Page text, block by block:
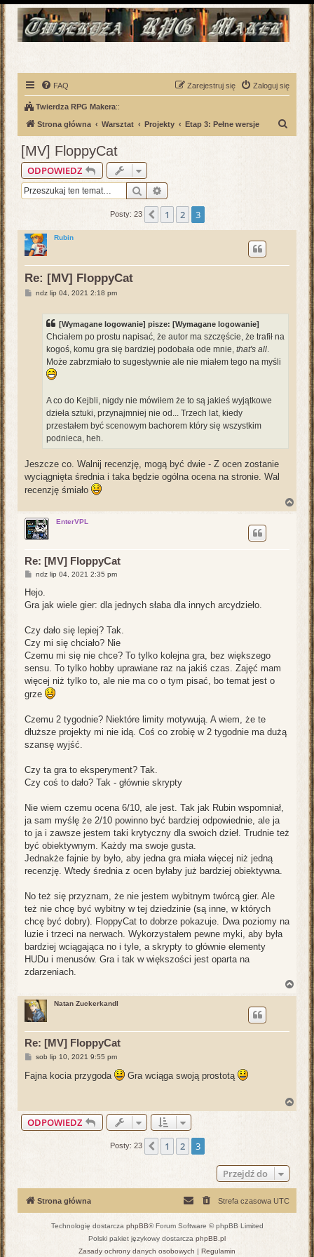
FAQ Zaloguj się
Zarejestruj się
Twierdza RPG Makera::
Strona główna Warsztat Projekty Etap 3: Pełne wersje
[MV] FloppyCat
ODPOWIEDZ
Szukaj
Posty: 23 Poprzednia
1 2 3
Rubin
Re: [MV] FloppyCat
Pndz lip 04, 2021 2:18 pm
[Wymagane logowanie] pisze: [Wymagane logowanie]
Chciałem po prostu napisać, że autor ma szczęście, że trafił na
kogoś, komu gra się bardziej podobała ode mnie, that's all.
Może zabrzmiało to sugestywnie ale nie miałem tego na myśli
A co do Kejbli, nigdy nie mówiłem że to są jakieś wyjątkowe
dzieła sztuki, przynajmniej nie od... Trzech lat, kiedy
przestałem być scenowym bachorem który się wszystkim
podnieca, heh.
Jeszcze co. Walnij recenzję, mogą być dwie - Z ocen zostanie
wyciągnięta średnia i taka będzie ogólna ocena na stronie. Wal
recenzję śmiało
a
EnterVPL
Re: [MV] FloppyCat
P
s
ndz lip 04, 2021 2:35 pm
Hejo.
Gra jak wiele gier: dla jednych słaba dla innych arcydzieło.
Czy dało się lepiej? Tak.
Czy mi się chciało? Nie
Czemu mi się nie chce? To tylko kolejna gra, bez większego
sensu. To tylko hobby uprawiane raz na jakiś czas. Zajęć mam
więcej niż tylko to, ale nie ma co o tym pisać, bo temat jest o
grze
Czemu 2 tygodnie? Niektóre limity motywują. A wiem, że te
dłuższe projekty mi nie idą. Coś co zrobię w 2 tygodnie ma dużą
szansę wyjść.
Czy ta gra to eksperyment? Tak.
Czy coś to dało? Tak - głównie skrypty
Nie wiem czemu ocena 6/10, ale jest. Tak jak Rubin wspomniał,
ja sam myślę że 2/10 powinno być bardziej odpowiednie, ale ja
to ja i zawsze jestem taki krytyczny dla swoich dzieł. Trudnie też
być obiektywnym. Każdy ma swoje gusta.
Jednakże fajnie by było, aby jedna gra miała więcej niż jedną
recenzję. Wtedy średnia z ocen byłaby już bardziej obiektywna.
No też się przyznam, że nie jestem wybitnym twórcą gier. Ale
też nie chcę być wybitny w tej dziedzinie (są inne, w których
chcę być dobry). FloppyCat to dobrze pokazuje. Dwa poziomy na
luzie i trzeci na nerwach. Wykorzystałem pewne myki, aby była
bardziej wciągająca no i tyle, a skrypty to głównie elementy
HUDu i menusów. Gra i tak w większości jest oparta na
zdarzeniach.
Natan Zuckerkandl
Re: [MV] FloppyCat
P
s
t
sob lip 10, 2021 9:55 pm
Fajna kocia przygoda Gra wciąga swoją prostotą
a
ODPOWIEDZ
Posty: 23 Poprzednia
1 2 3
Przejdź do
Strona główna Strefa czasowa UTC
Technologię dostarcza phpBB® Forum Software © phpBB Limited
Polski pakiet językowy dostarcza phpBB.pl
Zasady ochrony danych osobowych | Regulamin